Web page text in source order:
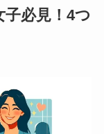
必見！4つ